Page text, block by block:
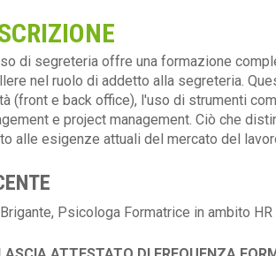
di segreteria offre una formazione
nel ruolo di addetto alla segreteria.
(front e back office), l'uso di strumenti
e project management. Ciò che
alle esigenze attuali del mercato del
Psicologa Formatrice in ambito HR